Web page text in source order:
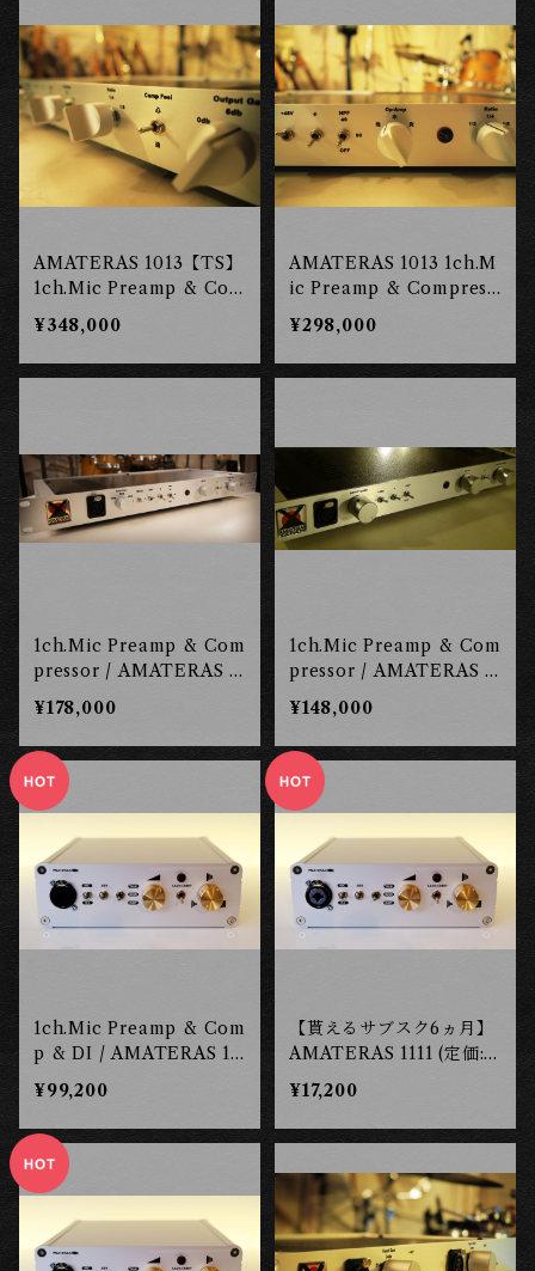
AMATERAS 1013【TS】
1ch.Mic Preamp & Com
pressor ［東京工房］
¥348,000
AMATERAS 1013 1ch.M
ic Preamp & Compress
or ［東京工房］
¥298,000
1ch.Mic Preamp & Com
pressor / AMATERAS 1
011[TS] ［東京工房］
¥178,000
1ch.Mic Preamp & Com
pressor / AMATERAS 1
011 ［東京工房］
¥148,000
1ch.Mic Preamp & Com
p & DI / AMATERAS 11
11 ［東京工房］
¥99,200
【貰えるサブスク6ヵ月】
AMATERAS 1111 (定価:
¥96,200税込)【レンタル
権】 ［東京工房］
¥17,200